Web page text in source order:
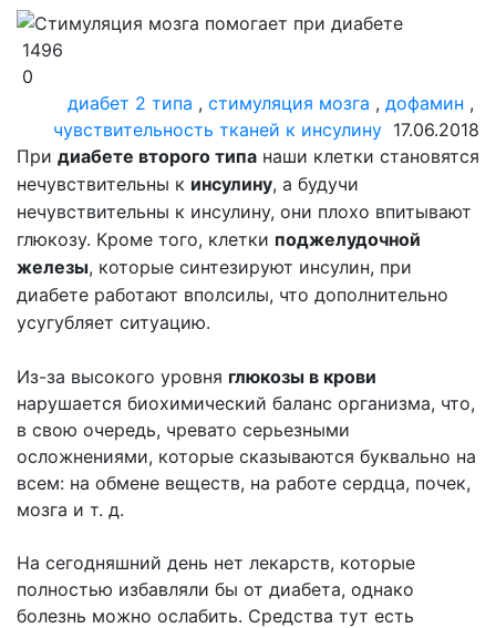
1496
0
диабет 2 типа , стимуляция мозга , дофамин ,
чувствительность тканей к инсулину 17.06.2018
При диабете второго типа наши клетки становятся
нечувствительны к инсулину, а будучи
нечувствительны к инсулину, они плохо впитывают
глюкозу. Кроме того, клетки поджелудочной
железы, которые синтезируют инсулин, при
диабете работают вполсилы, что дополнительно
усугубляет ситуацию.
Из-за высокого уровня глюкозы в крови
нарушается биохимический баланс организма, что,
в свою очередь, чревато серьезными
осложнениями, которые сказываются буквально на
всем: на обмене веществ, на работе сердца, почек,
мозга и т. д.
На сегодняшний день нет лекарств, которые
полностью избавляли бы от диабета, однако
болезнь можно ослабить. Средства тут есть